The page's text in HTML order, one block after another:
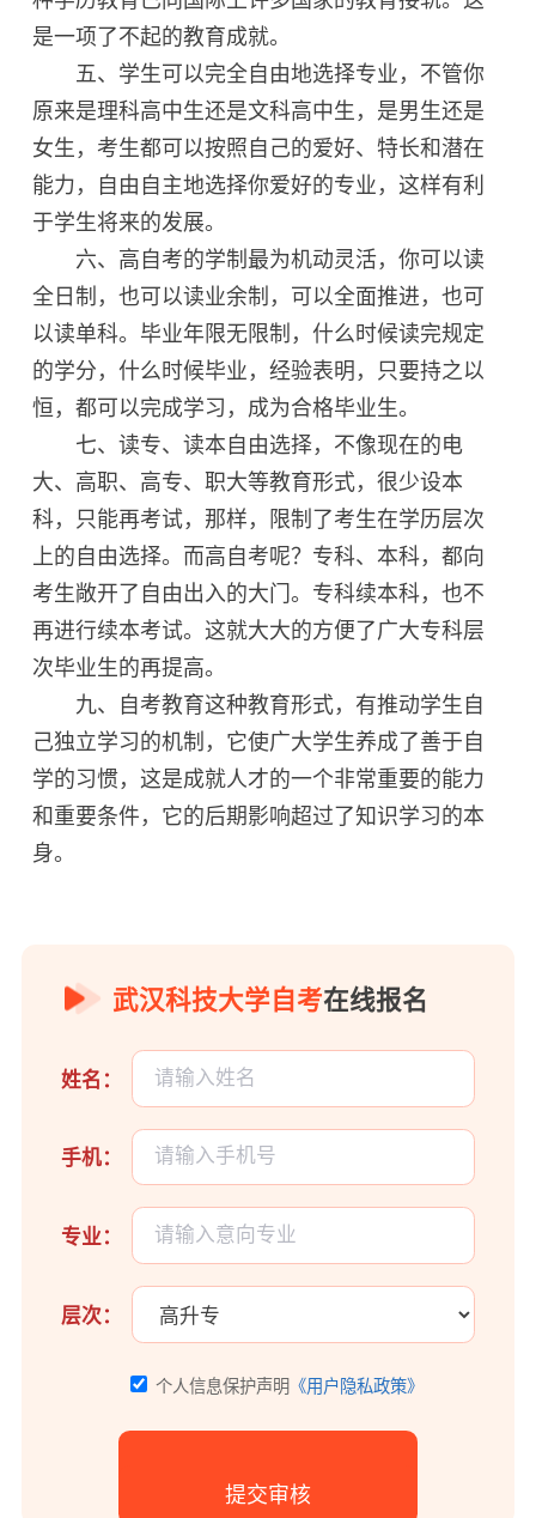
是一项了不起的教育成就。
五、学生可以完全自由地选择专业，不管你
原来是理科高中生还是文科高中生，是男生还是
女生，考生都可以按照自己的爱好、特长和潜在
能力，自由自主地选择你爱好的专业，这样有利
于学生将来的发展。
六、高自考的学制最为机动灵活，你可以读
全日制，也可以读业余制，可以全面推进，也可
以读单科。毕业年限无限制，什么时候读完规定
的学分，什么时候毕业，经验表明，只要持之以
恒，都可以完成学习，成为合格毕业生。
七、读专、读本自由选择，不像现在的电
大、高职、高专、职大等教育形式，很少设本
科，只能再考试，那样，限制了考生在学历层次
上的自由选择。而高自考呢？专科、本科，都向
考生敞开了自由出入的大门。专科续本科，也不
再进行续本考试。这就大大的方便了广大专科层
次毕业生的再提高。
九、自考教育这种教育形式，有推动学生自
己独立学习的机制，它使广大学生养成了善于自
学的习惯，这是成就人才的一个非常重要的能力
和重要条件，它的后期影响超过了知识学习的本
身。
武汉科技大学自考在线报名
姓名：
手机：
专业：
层次：
个人信息保护声明 《用户隐私政策》